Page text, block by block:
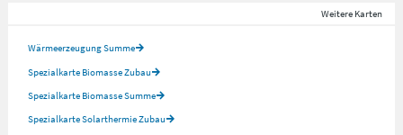
Weitere Karten
Wärmeerzeugung Summe
Spezialkarte Biomasse Zubau
Spezialkarte Biomasse Summe
Spezialkarte Solarthermie Zubau